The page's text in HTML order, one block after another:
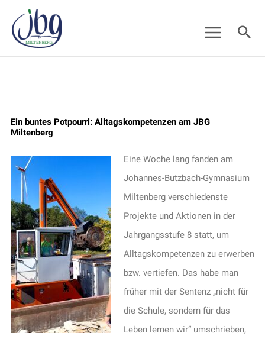
Inhalt
springen
Ein buntes Potpourri: Alltagskompetenzen am JBG
Miltenberg
Eine Woche lang fanden am
Johannes-Butzbach-Gymnasium
Miltenberg verschiedenste
Projekte und Aktionen in der
Jahrgangsstufe 8 statt, um
Alltagskompetenzen zu erwerben
bzw. vertiefen. Das habe man
früher mit der Sentenz „nicht für
die Schule, sondern für das
Leben lernen wir“ umschrieben,